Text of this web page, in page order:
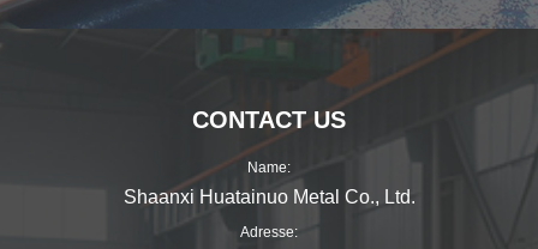
CONTACT US
Name:
Shaanxi Huatainuo Metal Co., Ltd.
Adresse: